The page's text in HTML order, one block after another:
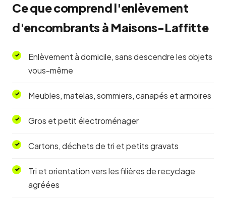
Ce que comprend l'enlèvement
d'encombrants à Maisons-Laffitte
Enlèvement à domicile, sans descendre les objets
vous-même
Meubles, matelas, sommiers, canapés et armoires
Gros et petit électroménager
Cartons, déchets de tri et petits gravats
Tri et orientation vers les filières de recyclage
agréées